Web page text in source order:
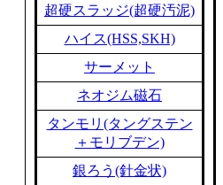
超硬スラッジ(超硬汚泥)
ハイス(HSS,SKH)
サーメット
ネオジム磁石
タンモリ(タングステン
＋モリブデン)
銀ろう(針金状)